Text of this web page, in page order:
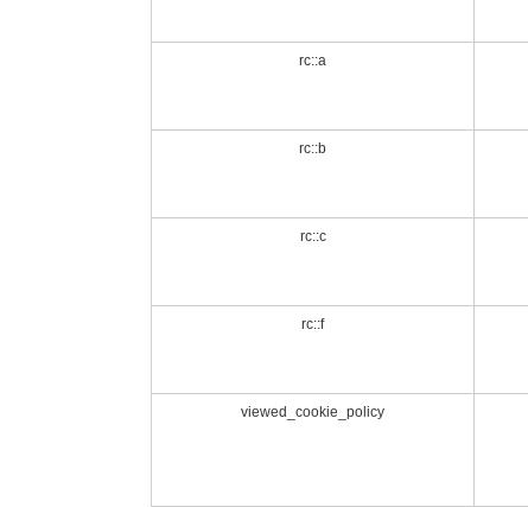
rc::a
rc::b
rc::c
rc::f
viewed_cookie_policy